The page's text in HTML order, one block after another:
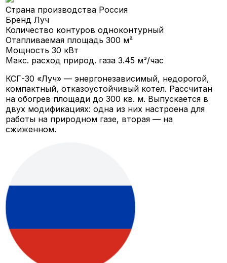
Страна производства Россия
БрендЛуч
Количество контуроводноконтурный
Отапливаемая площадь300 м²
Мощность30 кВт
Макс. расход природ. газа3.45 м³/час
КСГ-30 «Луч» — энергонезависимый, недорогой,
компактный, отказоустойчивый котел. Рассчитан
на обогрев площади до 300 кв. м. Выпускается в
двух модификациях: одна из них настроена для
работы на природном газе, вторая — на
сжиженном.